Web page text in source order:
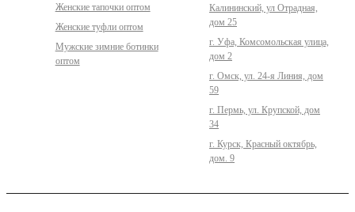
Женские тапочки оптом
Женские туфли оптом
Мужские зимние ботинки
оптом
Калининский, ул Отрадная,
дом 25
г. Уфа, Комсомольская улица,
дом 2
г. Омск, ул. 24-я Линия, дом
59
г. Пермь, ул. Крупской, дом
34
г. Курск, Красный октябрь,
дом. 9